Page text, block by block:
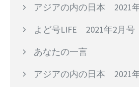
アジアの内の日本 2021
よど号LIFE 2021年2月号
あなたの一言
アジアの内の日本 2021